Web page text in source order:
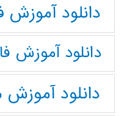
دانلود
دانلود آموزش
دانلود